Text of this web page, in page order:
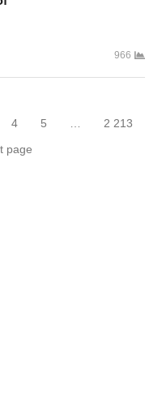
966
СтраницаСтраница
4 Страница
5 Страница
2 213
page